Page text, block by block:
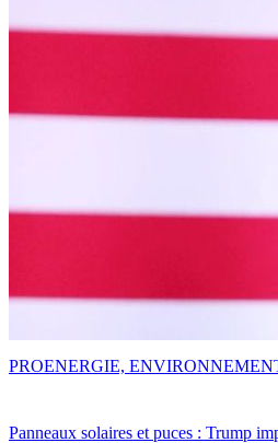
Panneaux solaires et puces : Trump
PROENERGIE,